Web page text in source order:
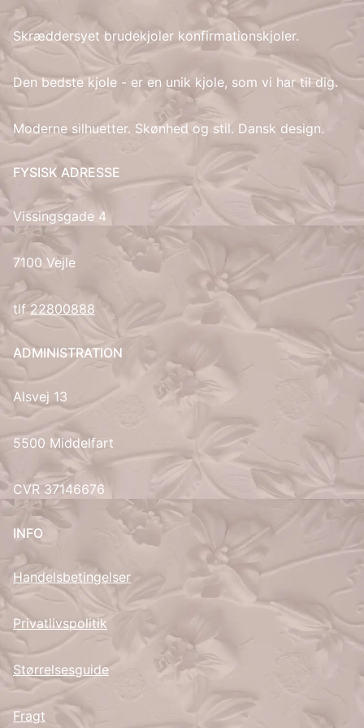
IT
LV
LT
RU
ES
Skræddersyet brudekjoler konfirmationskjoler.
Den bedste kjole - er en unik kjole, som vi har til dig.
Moderne silhuetter. Skønhed og stil. Dansk design.
FYSISK ADRESSE
Vissingsgade 4
7100 Vejle
tlf22800888
ADMINISTRATION
Alsvej 13
5500 Middelfart
CVR 37146676
INFO
Handelsbetingelser
Privatlivspolitik
Størrelsesguide
Fragt